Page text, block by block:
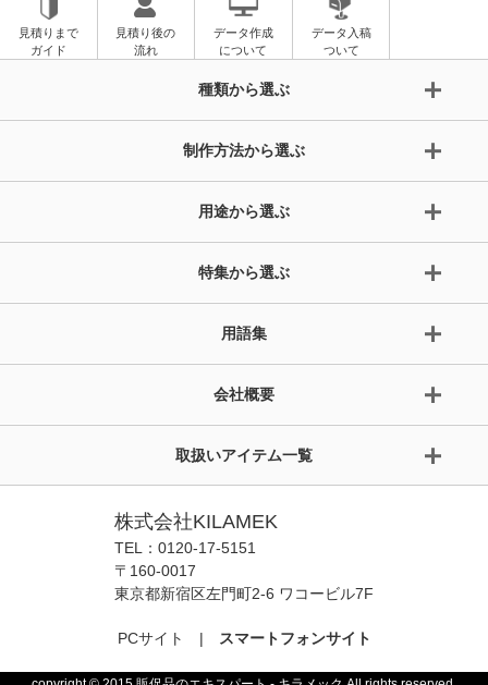
見積りまで
ガイド
見積り後の
流れ
データ作成
について
データ入稿
ついて
種類から選ぶ
制作方法から選ぶ
用途から選ぶ
特集から選ぶ
用語集
会社概要
取扱いアイテム一覧
株式会社KILAMEK
TEL：0120-17-5151
〒160-0017
東京都新宿区左門町2-6 ワコービル7F
PCサイト | スマートフォンサイト